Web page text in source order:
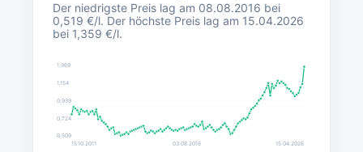
Der niedrigste Preis lag am 08.08.2016 bei
0,519 €/l. Der höchste Preis lag am 15.04.2026
bei 1,359 €/l.
0,509
0,724
0,939
1,154
1,369
15.10.2011 03.08.2018 15.04.2026